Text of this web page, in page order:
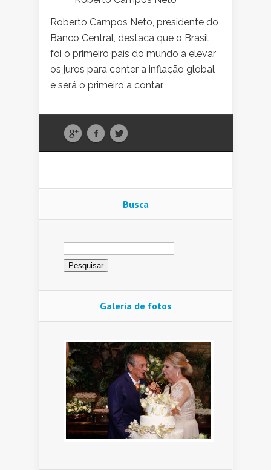
Roberto Campos Neto, presidente do
Banco Central, destaca que o Brasil
foi o primeiro país do mundo a elevar
os juros para conter a inflação global
e será o primeiro a contar.
Busca
Pesquisar
por:
Galeria de fotos